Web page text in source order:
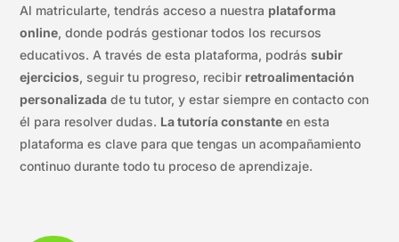
Al matricularte, tendrás acceso a nuestra plataforma
online, donde podrás gestionar todos los recursos
educativos. A través de esta plataforma, podrássubir
ejercicios, seguir tu progreso, recibir retroalimentación
personalizada de tu tutor, y estar siempre en contacto con
él para resolver dudas. La tutoría constante en esta
plataforma es clave para que tengas un acompañamiento
continuo durante todo tu proceso de aprendizaje.